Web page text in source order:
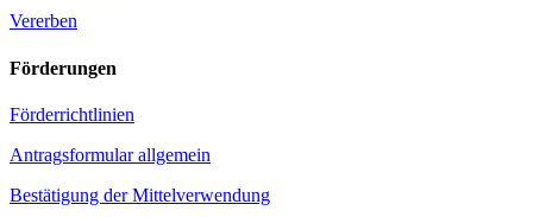
Vererben
Förderungen
Förderrichtlinien
Antragsformular allgemein
Bestätigung der Mittelverwendung